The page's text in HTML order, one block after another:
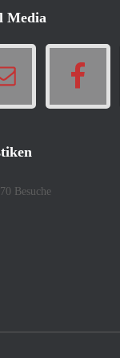
Media
Besuche